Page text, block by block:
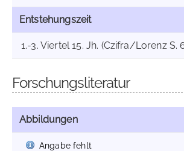
Entstehungszeit
1.-3. Viertel 15. Jh. (Czifra/Lorenz S.
Forschungsliteratur
Abbildungen
Angabe fehlt